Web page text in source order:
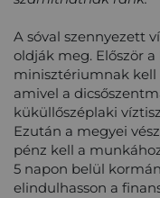
A sóval szennyezett
oldják meg. Először
minisztériumnak
amivel a
küküllőszéplaki
Ezután a megyei
pénz kell a
5 napon belül
elindulhasson a